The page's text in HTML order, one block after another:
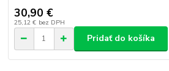
30,90 €
25,12 € bez DPH
Pridať do košíka